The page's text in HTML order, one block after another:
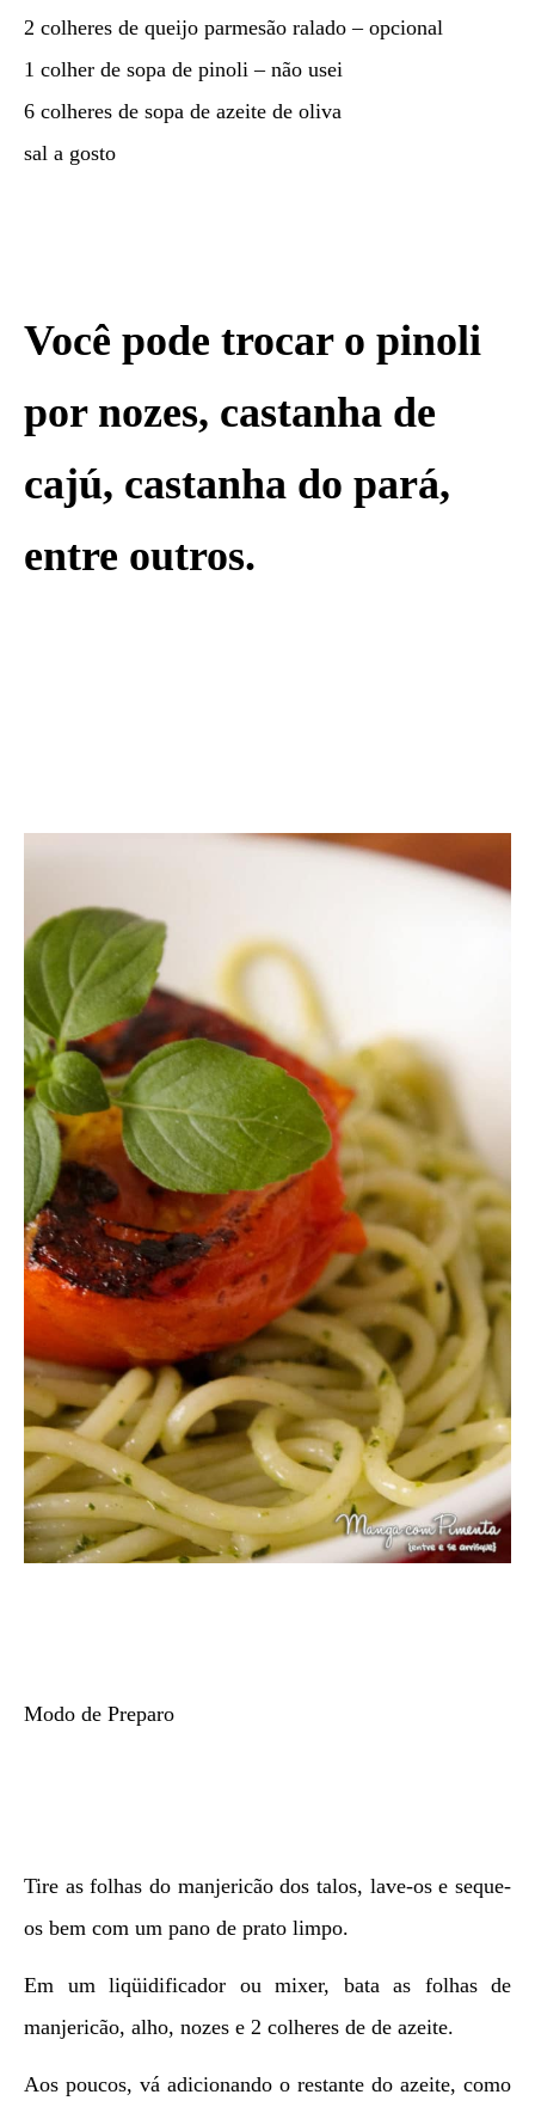
2 colheres de queijo parmesão ralado – opcional
1 colher de sopa de pinoli – não usei
6 colheres de sopa de azeite de oliva
sal a gosto
Você pode trocar o pinoli
por nozes, castanha de
cajú, castanha do pará,
entre outros.
Modo de Preparo
Tire as folhas do manjericão dos talos, lave-os e seque-
os bem com um pano de prato limpo.
Em um liqüidificador ou mixer, bata as folhas de
manjericão, alho, nozes e 2 colheres de de azeite.
Aos poucos, vá adicionando o restante do azeite, como